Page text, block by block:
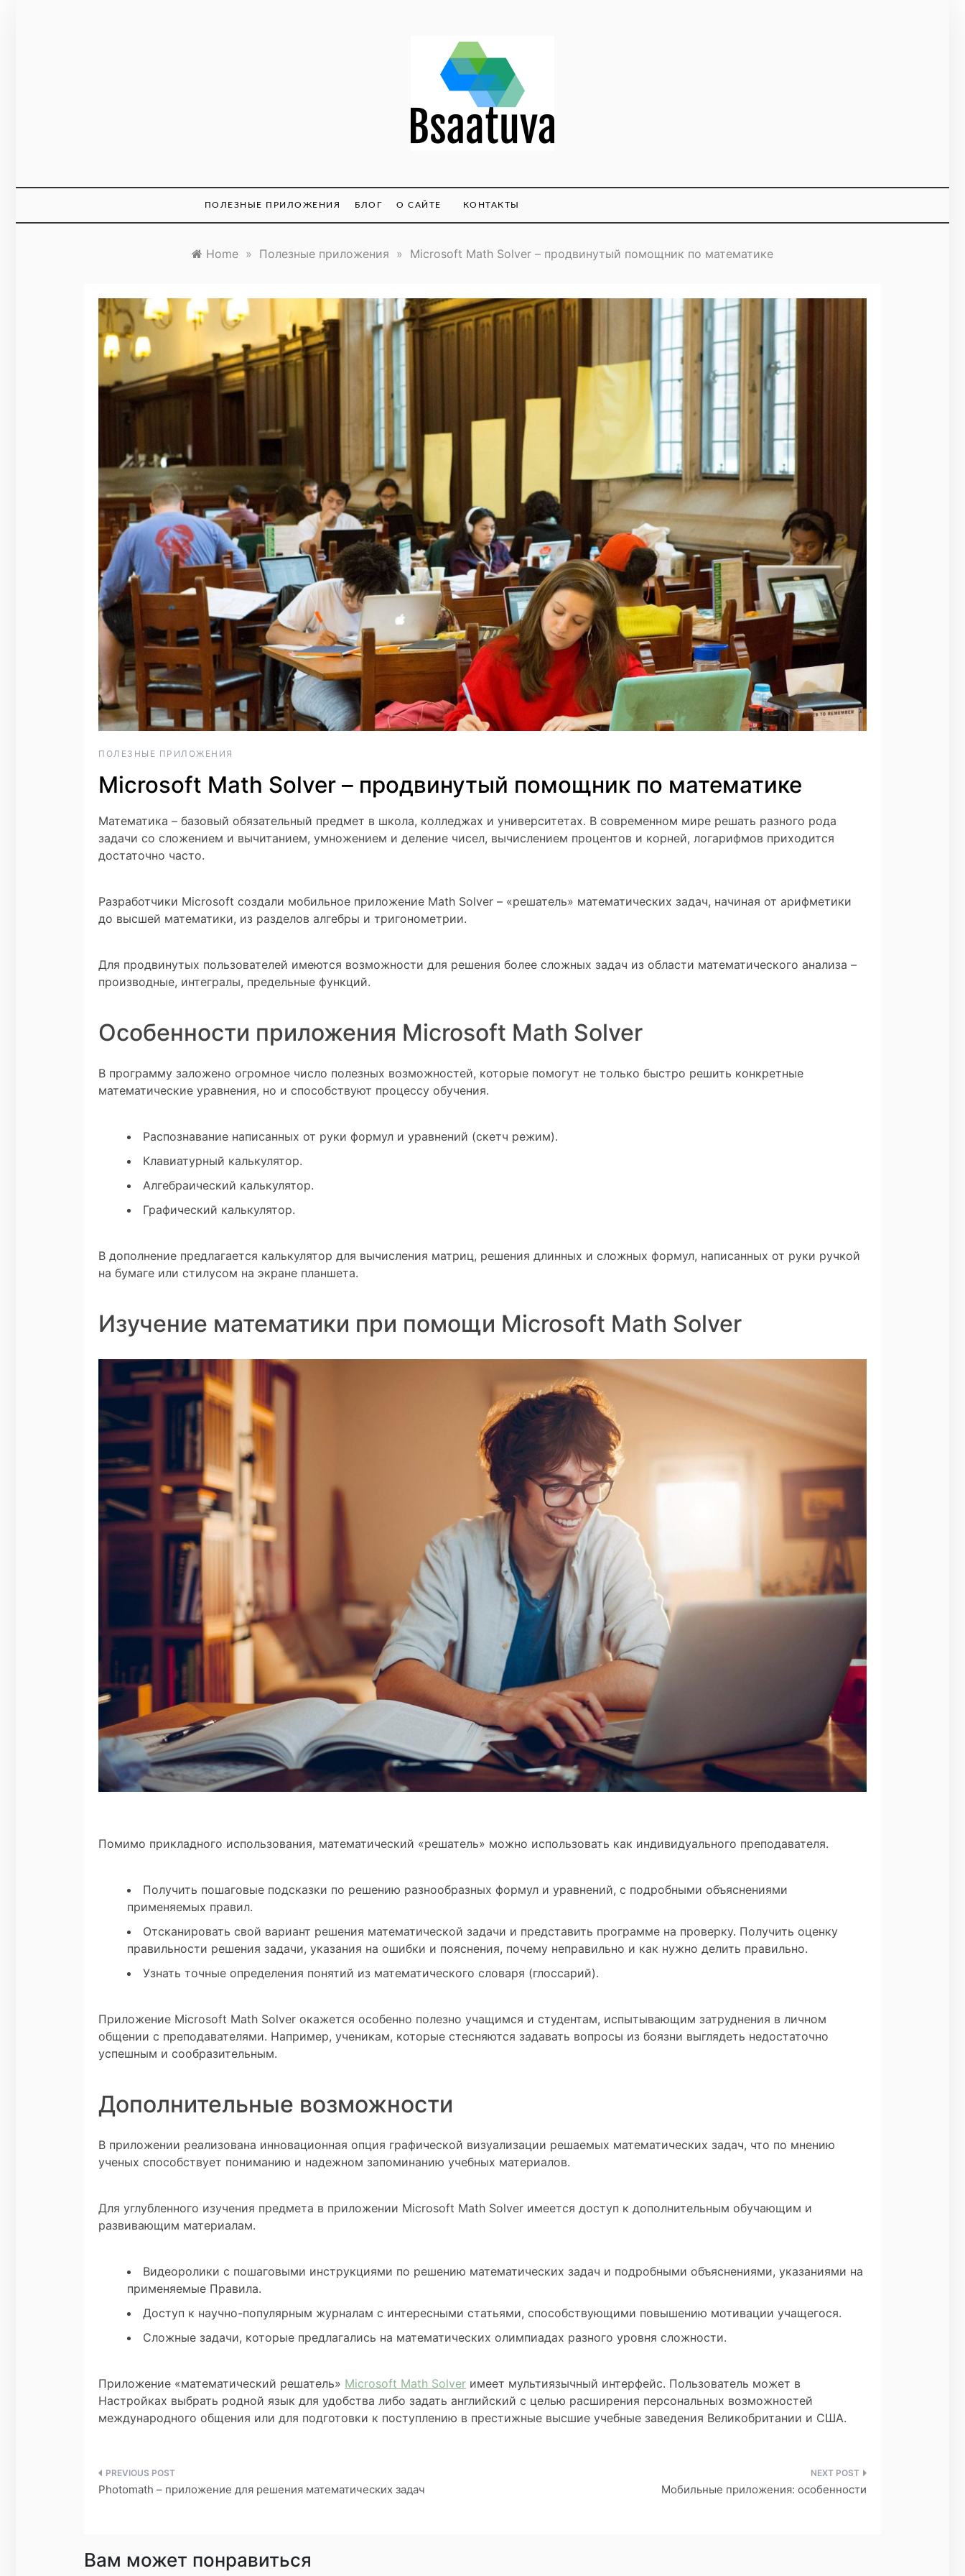
ПОЛЕЗНЫЕ ПРИЛОЖЕНИЯ БЛОГ О САЙТЕ КОНТАКТЫ
Home » Полезные приложения » Microsoft Math Solver – продвинутый помощник по математике
ПОЛЕЗНЫЕ ПРИЛОЖЕНИЯ
Microsoft Math Solver – продвинутый помощник по математике
Математика – базовый обязательный предмет в школа, колледжах и университетах. В современном мире решать разного рода
задачи со сложением и вычитанием, умножением и деление чисел, вычислением процентов и корней, логарифмов приходится
достаточно часто.
Разработчики Microsoft создали мобильное приложение Math Solver – «решатель» математических задач, начиная от арифметики
до высшей математики, из разделов алгебры и тригонометрии.
Для продвинутых пользователей имеются возможности для решения более сложных задач из области математического анализа –
производные, интегралы, предельные функций.
Особенности приложения Microsoft Math Solver
В программу заложено огромное число полезных возможностей, которые помогут не только быстро решить конкретные
математические уравнения, но и способствуют процессу обучения.
Распознавание написанных от руки формул и уравнений (скетч режим).
Клавиатурный калькулятор.
Алгебраический калькулятор.
Графический калькулятор.
В дополнение предлагается калькулятор для вычисления матриц, решения длинных и сложных формул, написанных от руки ручкой
на бумаге или стилусом на экране планшета.
Изучение математики при помощи Microsoft Math Solver
Помимо прикладного использования, математический «решатель» можно использовать как индивидуального преподавателя.
Получить пошаговые подсказки по решению разнообразных формул и уравнений, с подробными объяснениями
применяемых правил.
Отсканировать свой вариант решения математической задачи и представить программе на проверку. Получить оценку
правильности решения задачи, указания на ошибки и пояснения, почему неправильно и как нужно делить правильно.
Узнать точные определения понятий из математического словаря (глоссарий).
Приложение Microsoft Math Solver окажется особенно полезно учащимся и студентам, испытывающим затруднения в личном
общении с преподавателями. Например, ученикам, которые стесняются задавать вопросы из боязни выглядеть недостаточно
успешным и сообразительным.
Дополнительные возможности
В приложении реализована инновационная опция графической визуализации решаемых математических задач, что по мнению
ученых способствует пониманию и надежном запоминанию учебных материалов.
Для углубленного изучения предмета в приложении Microsoft Math Solver имеется доступ к дополнительным обучающим и
развивающим материалам.
Видеоролики с пошаговыми инструкциями по решению математических задач и подробными объяснениями, указаниями на
применяемые Правила.
Доступ к научно-популярным журналам с интересными статьями, способствующими повышению мотивации учащегося.
Сложные задачи, которые предлагались на математических олимпиадах разного уровня сложности.
Приложение «математический решатель» Microsoft Math Solver имеет мультиязычный интерфейс. Пользователь может в
Настройках выбрать родной язык для удобства либо задать английский с целью расширения персональных возможностей
международного общения или для подготовки к поступлению в престижные высшие учебные заведения Великобритании и США.
Навигация
Photomath – приложение для решения математических задач Мобильные приложения: особенности
Вам может понравиться